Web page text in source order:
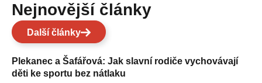
Nejnovější články
Další články
Plekanec a Šafářová: Jak slavní rodiče vychovávají
děti ke sportu bez nátlaku